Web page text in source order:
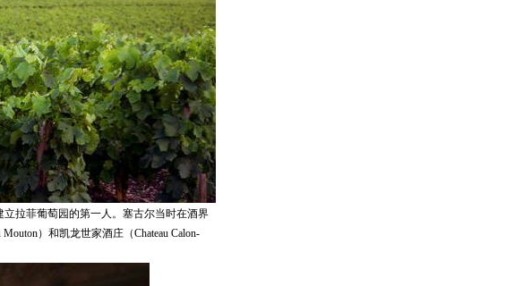
拉菲葡萄园的第一人。塞古尔当时在酒界
）和凯龙世家酒庄（Chateau Calon-